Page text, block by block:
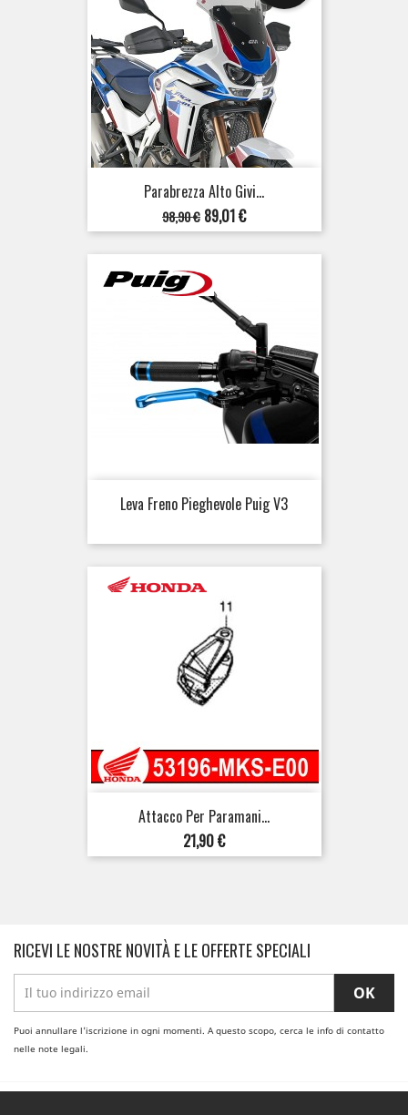
Parabrezza Alto Givi...
Prezzo
base
98,90 € Prezzo
89,01 €
Leva Freno Pieghevole Puig V3
Attacco Per Paramani...
Prezzo
21,90 €
RICEVI LE NOSTRE NOVITÀ E LE OFFERTE SPECIALI
Puoi annullare l'iscrizione in ogni momenti. A questo scopo, cerca le info di contatto
nelle note legali.